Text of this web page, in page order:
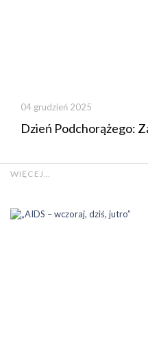
Dzień Podchorążego:
04 grudzień 2025
WIĘCEJ…